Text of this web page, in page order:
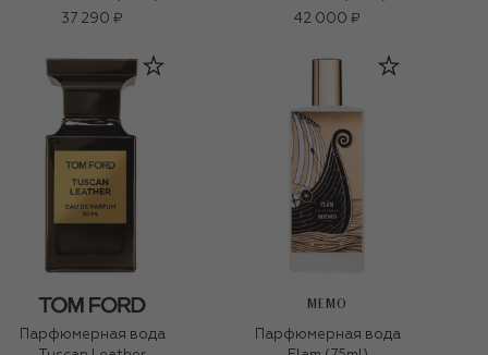
37 290 ₽
42 000 ₽
Парфюмерная вода
MEMO
Парфюмерная вода